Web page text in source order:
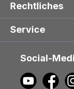
Rechtliches
Service
Social-